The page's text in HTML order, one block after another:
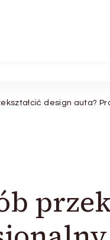
design auta?